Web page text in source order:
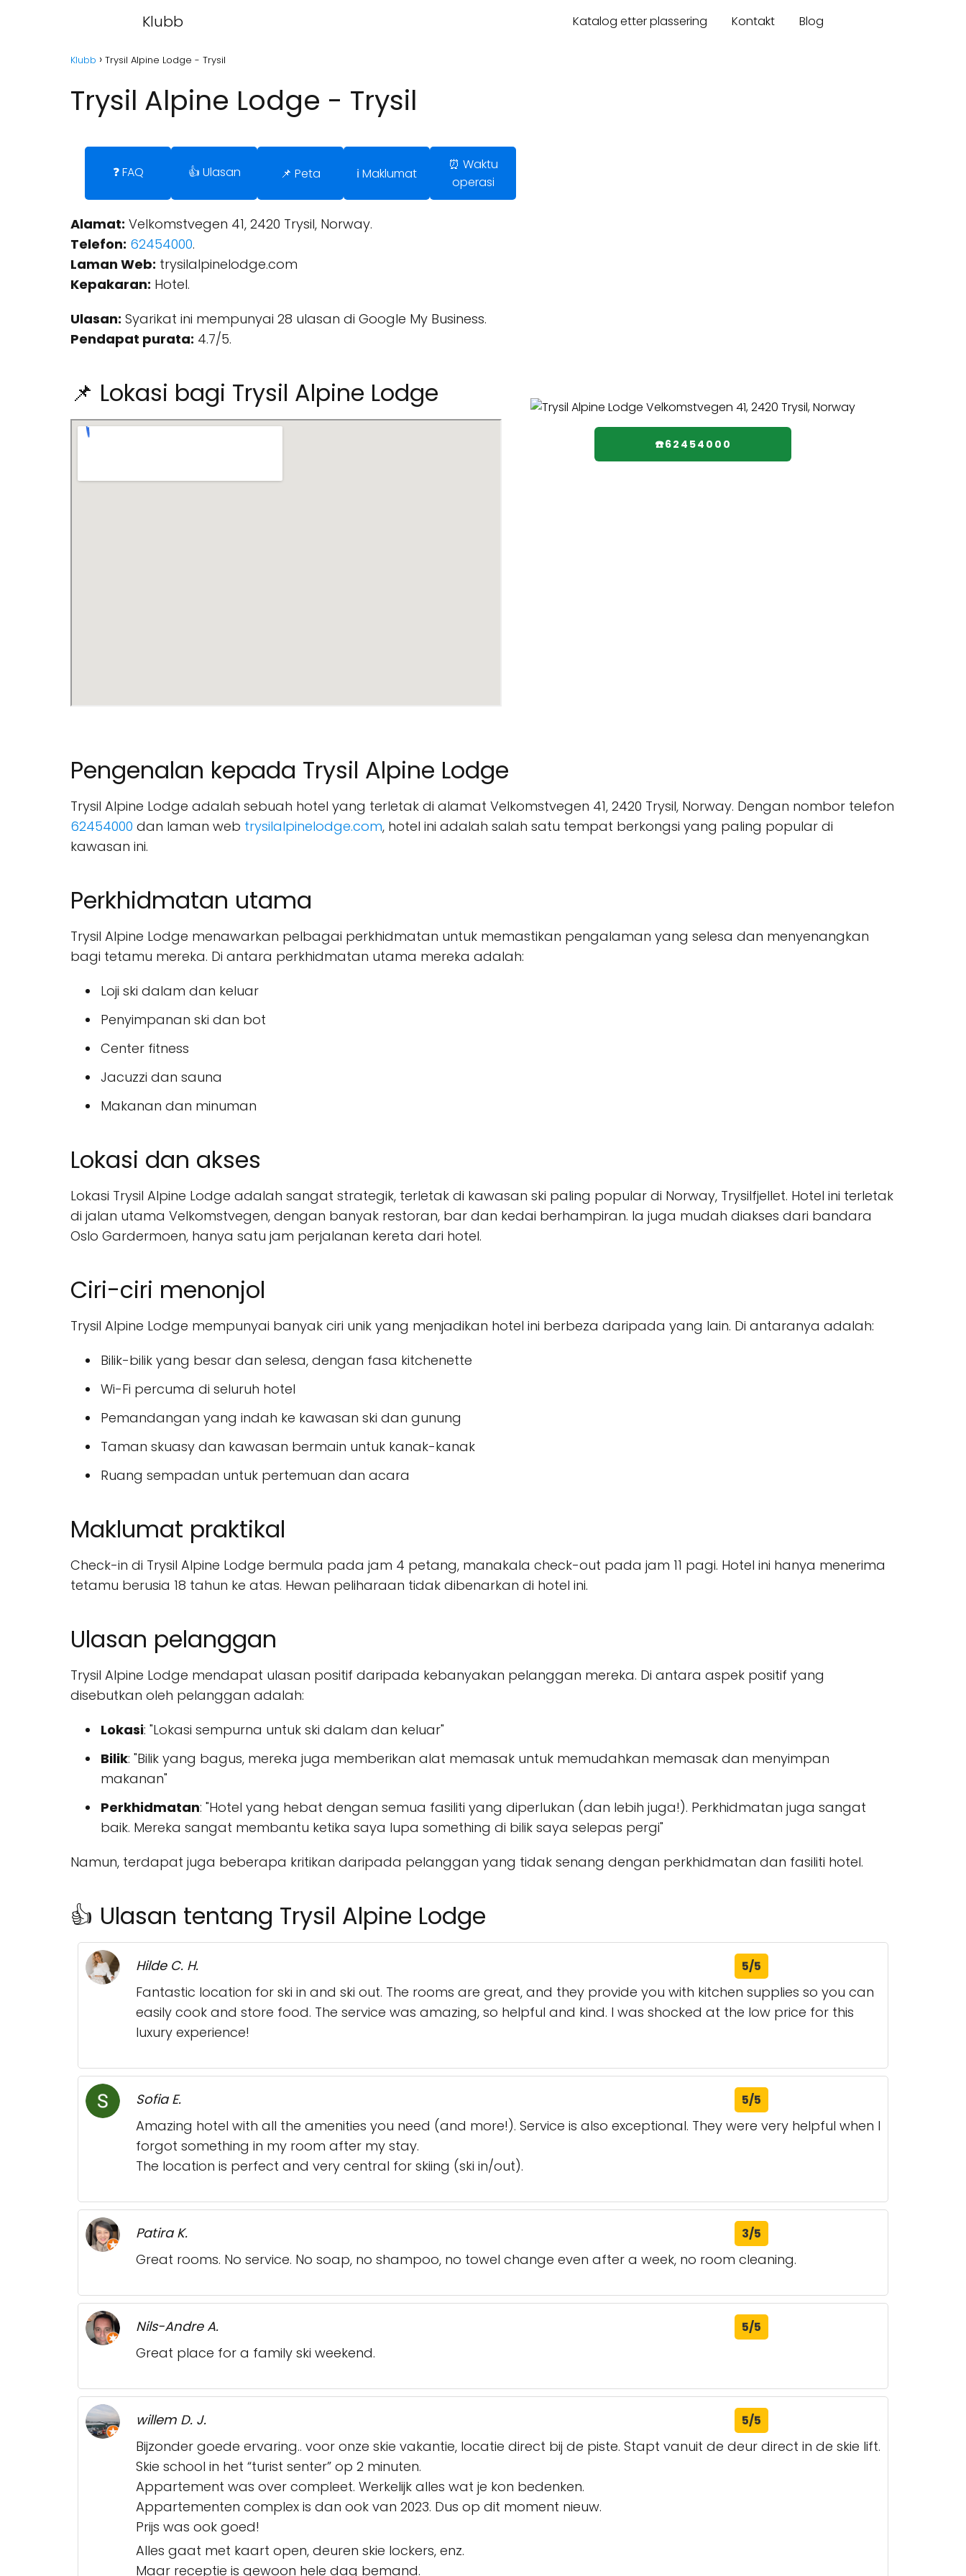
Klubb Katalog etter plassering Kontakt Blog
Klubb Trysil Alpine Lodge - Trysil
Trysil Alpine Lodge - Trysil
❓ FAQ 👍 Ulasan 📌 Peta ℹ️ Maklumat
⏰ Waktu
operasi
Alamat: Velkomstvegen 41, 2420 Trysil, Norway.
Telefon: 62454000.
Laman Web: trysilalpinelodge.com
Kepakaran: Hotel.
Ulasan: Syarikat ini mempunyai 28 ulasan di Google My Business.
Pendapat purata: 4.7/5.
📌 Lokasi bagi Trysil Alpine Lodge
☎️62454000
Pengenalan kepada Trysil Alpine Lodge
Trysil Alpine Lodge adalah sebuah hotel yang terletak di alamat Velkomstvegen 41, 2420 Trysil, Norway. Dengan nombor telefon
62454000 dan laman web trysilalpinelodge.com, hotel ini adalah salah satu tempat berkongsi yang paling popular di
kawasan ini.
Perkhidmatan utama
Trysil Alpine Lodge menawarkan pelbagai perkhidmatan untuk memastikan pengalaman yang selesa dan menyenangkan
bagi tetamu mereka. Di antara perkhidmatan utama mereka adalah:
Loji ski dalam dan keluar
Penyimpanan ski dan bot
Center fitness
Jacuzzi dan sauna
Makanan dan minuman
Lokasi dan akses
Lokasi Trysil Alpine Lodge adalah sangat strategik, terletak di kawasan ski paling popular di Norway, Trysilfjellet. Hotel ini terletak
di jalan utama Velkomstvegen, dengan banyak restoran, bar dan kedai berhampiran. Ia juga mudah diakses dari bandara
Oslo Gardermoen, hanya satu jam perjalanan kereta dari hotel.
Ciri-ciri menonjol
Trysil Alpine Lodge mempunyai banyak ciri unik yang menjadikan hotel ini berbeza daripada yang lain. Di antaranya adalah:
Bilik-bilik yang besar dan selesa, dengan fasa kitchenette
Wi-Fi percuma di seluruh hotel
Pemandangan yang indah ke kawasan ski dan gunung
Taman skuasy dan kawasan bermain untuk kanak-kanak
Ruang sempadan untuk pertemuan dan acara
Maklumat praktikal
Check-in di Trysil Alpine Lodge bermula pada jam 4 petang, manakala check-out pada jam 11 pagi. Hotel ini hanya menerima
tetamu berusia 18 tahun ke atas. Hewan peliharaan tidak dibenarkan di hotel ini.
Ulasan pelanggan
Trysil Alpine Lodge mendapat ulasan positif daripada kebanyakan pelanggan mereka. Di antara aspek positif yang
disebutkan oleh pelanggan adalah:
Lokasi: "Lokasi sempurna untuk ski dalam dan keluar"
Bilik: "Bilik yang bagus, mereka juga memberikan alat memasak untuk memudahkan memasak dan menyimpan
makanan"
Perkhidmatan: "Hotel yang hebat dengan semua fasiliti yang diperlukan (dan lebih juga!). Perkhidmatan juga sangat
baik. Mereka sangat membantu ketika saya lupa something di bilik saya selepas pergi"
Namun, terdapat juga beberapa kritikan daripada pelanggan yang tidak senang dengan perkhidmatan dan fasiliti hotel.
👍 Ulasan tentang Trysil Alpine Lodge
Hilde C. H. 5/5
Fantastic location for ski in and ski out. The rooms are great, and they provide you with kitchen supplies so you can
easily cook and store food. The service was amazing, so helpful and kind. I was shocked at the low price for this
luxury experience!
Sofia E. 5/5
Amazing hotel with all the amenities you need (and more!). Service is also exceptional. They were very helpful when I
forgot something in my room after my stay.
The location is perfect and very central for skiing (ski in/out).
Patira K. 3/5
Great rooms. No service. No soap, no shampoo, no towel change even after a week, no room cleaning.
Nils-Andre A. 5/5
Great place for a family ski weekend.
willem D. J. 5/5
Bijzonder goede ervaring.. voor onze skie vakantie, locatie direct bij de piste. Stapt vanuit de deur direct in de skie lift.
Skie school in het “turist senter” op 2 minuten.
Appartement was over compleet. Werkelijk alles wat je kon bedenken.
Appartementen complex is dan ook van 2023. Dus op dit moment nieuw.
Prijs was ook goed!
Alles gaat met kaart open, deuren skie lockers, enz.
Maar receptie is gewoon hele dag bemand.